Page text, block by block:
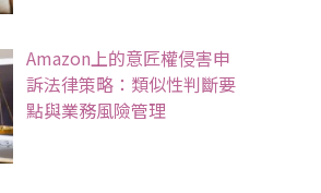
Amazon上的意匠權侵害申
訴法律策略：類似性判斷要
點與業務風險管理